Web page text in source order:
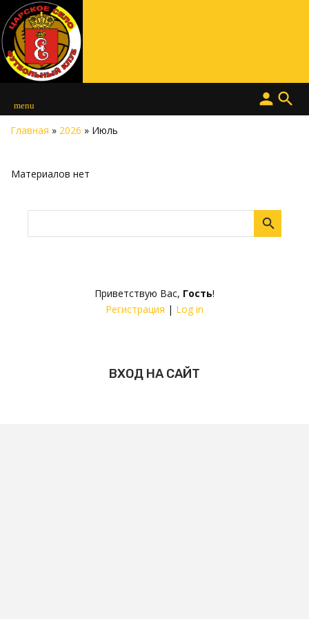
menu search
person
Приветствую Вас, Гость!
Регистрация | Log in
ВХОД НА САЙТ
Главная » 2026 » Июль
Материалов нет